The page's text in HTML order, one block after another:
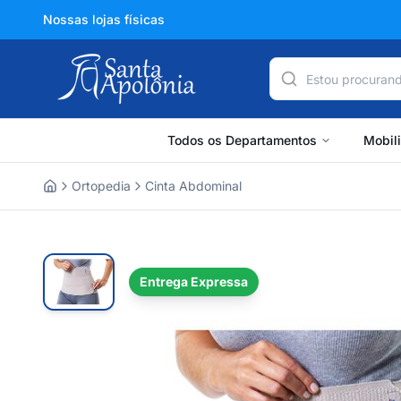
Nossas lojas físicas
Todos os Departamentos
Ortopedia Cinta Abdominal
Entrega Expressa